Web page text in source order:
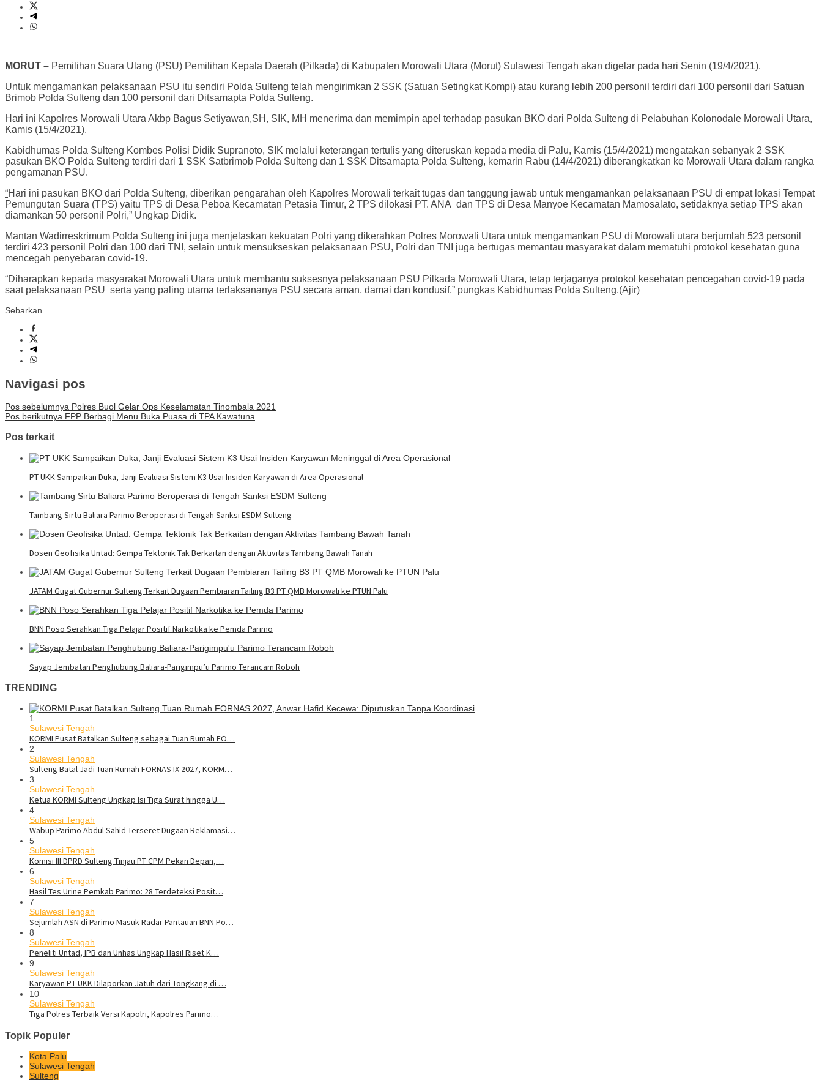
MORUT – Pemilihan Suara Ulang (PSU) Pemilihan Kepala Daerah (Pilkada) di Kabupaten Morowali Utara (Morut) Sulawesi Tengah akan digelar pada hari Senin (19/4/2021).
Untuk mengamankan pelaksanaan PSU itu sendiri Polda Sulteng telah mengirimkan 2 SSK (Satuan Setingkat Kompi) atau kurang lebih 200 personil terdiri dari 100 personil dari Satuan
Brimob Polda Sulteng dan 100 personil dari Ditsamapta Polda Sulteng.
Hari ini Kapolres Morowali Utara Akbp Bagus Setiyawan,SH, SIK, MH menerima dan memimpin apel terhadap pasukan BKO dari Polda Sulteng di Pelabuhan Kolonodale Morowali Utara,
Kamis (15/4/2021).
Kabidhumas Polda Sulteng Kombes Polisi Didik Supranoto, SIK melalui keterangan tertulis yang diteruskan kepada media di Palu, Kamis (15/4/2021) mengatakan sebanyak 2 SSK
pasukan BKO Polda Sulteng terdiri dari 1 SSK Satbrimob Polda Sulteng dan 1 SSK Ditsamapta Polda Sulteng, kemarin Rabu (14/4/2021) diberangkatkan ke Morowali Utara dalam rangka
pengamanan PSU.
“Hari ini pasukan BKO dari Polda Sulteng, diberikan pengarahan oleh Kapolres Morowali terkait tugas dan tanggung jawab untuk mengamankan pelaksanaan PSU di empat lokasi Tempat
Pemungutan Suara (TPS) yaitu TPS di Desa Peboa Kecamatan Petasia Timur, 2 TPS dilokasi PT. ANA dan TPS di Desa Manyoe Kecamatan Mamosalato, setidaknya setiap TPS akan
diamankan 50 personil Polri,” Ungkap Didik.
Mantan Wadirreskrimum Polda Sulteng ini juga menjelaskan kekuatan Polri yang dikerahkan Polres Morowali Utara untuk mengamankan PSU di Morowali utara berjumlah 523 personil
terdiri 423 personil Polri dan 100 dari TNI, selain untuk mensukseskan pelaksanaan PSU, Polri dan TNI juga bertugas memantau masyarakat dalam mematuhi protokol kesehatan guna
mencegah penyebaran covid-19.
“Diharapkan kepada masyarakat Morowali Utara untuk membantu suksesnya pelaksanaan PSU Pilkada Morowali Utara, tetap terjaganya protokol kesehatan pencegahan covid-19 pada
saat pelaksanaan PSU serta yang paling utama terlaksananya PSU secara aman, damai dan kondusif,” pungkas Kabidhumas Polda Sulteng.(Ajir)
Sebarkan
Navigasi pos
Pos sebelumnya Polres Buol Gelar Ops Keselamatan Tinombala 2021
Pos berikutnya FPP Berbagi Menu Buka Puasa di TPA Kawatuna
Pos terkait
PT UKK Sampaikan Duka, Janji Evaluasi Sistem K3 Usai Insiden Karyawan di Area Operasional
Tambang Sirtu Baliara Parimo Beroperasi di Tengah Sanksi ESDM Sulteng
Dosen Geofisika Untad: Gempa Tektonik Tak Berkaitan dengan Aktivitas Tambang Bawah Tanah
JATAM Gugat Gubernur Sulteng Terkait Dugaan Pembiaran Tailing B3 PT QMB Morowali ke PTUN Palu
BNN Poso Serahkan Tiga Pelajar Positif Narkotika ke Pemda Parimo
Sayap Jembatan Penghubung Baliara-Parigimpu’u Parimo Terancam Roboh
TRENDING
1
Sulawesi Tengah
KORMI Pusat Batalkan Sulteng sebagai Tuan Rumah FO…
2
Sulawesi Tengah
Sulteng Batal Jadi Tuan Rumah FORNAS IX 2027, KORM…
3
Sulawesi Tengah
Ketua KORMI Sulteng Ungkap Isi Tiga Surat hingga U…
4
Sulawesi Tengah
Wabup Parimo Abdul Sahid Terseret Dugaan Reklamasi…
5
Sulawesi Tengah
Komisi III DPRD Sulteng Tinjau PT CPM Pekan Depan,…
6
Sulawesi Tengah
Hasil Tes Urine Pemkab Parimo: 28 Terdeteksi Posit…
7
Sulawesi Tengah
Sejumlah ASN di Parimo Masuk Radar Pantauan BNN Po…
8
Sulawesi Tengah
Peneliti Untad, IPB dan Unhas Ungkap Hasil Riset K…
9
Sulawesi Tengah
Karyawan PT UKK Dilaporkan Jatuh dari Tongkang di …
10
Sulawesi Tengah
Tiga Polres Terbaik Versi Kapolri, Kapolres Parimo…
Topik Populer
Kota Palu
Sulawesi Tengah
Sulteng